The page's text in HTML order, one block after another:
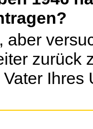
aber
zurück